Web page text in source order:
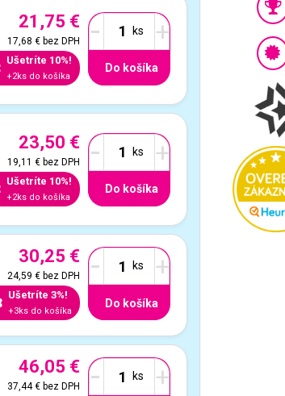
21,75 €
17,68 €bez DPH
Ušetríte 10%!
+2ks do košíka
- +
Do košíka
23,50 €
19,11 €bez DPH
Ušetríte 10%!
+2ks do košíka
- +
Do košíka
30,25 €
24,59 €bez DPH
Ušetríte 3%!
+3ks do košíka
- +
Do košíka
46,05 €
37,44 €bez DPH - +